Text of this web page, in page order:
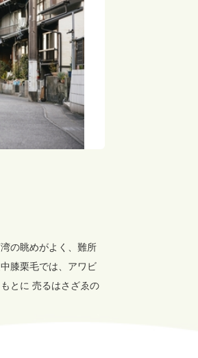
の眺めがよく、難所
膝栗毛では、アワビ
とに 売るはさざゑの